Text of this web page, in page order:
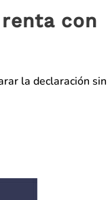
con
la declaración sin